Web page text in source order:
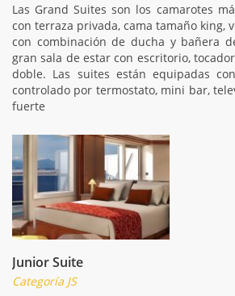
Las Grand Suites son los camarotes
con terraza privada, cama tamaño king,
con combinación de ducha y bañera
gran sala de estar con escritorio,
doble. Las suites están equipadas
controlado por termostato, mini bar,
fuerte
Junior Suite
Categoría JS